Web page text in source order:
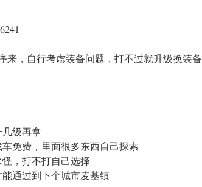
来，自行考虑装备问题，打不过就升级换装备
级再拿
免费，里面很多东西自己探索
，打不打自己选择
通过到下个城市麦基镇